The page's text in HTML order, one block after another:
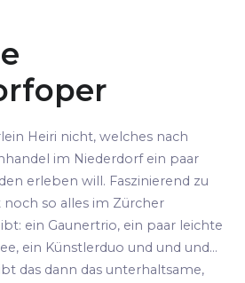
Heiri nicht, welches nach
im Niederdorf ein paar
erleben will. Faszinierend zu
so alles im Zürcher
ein Gaunertrio, ein paar leichte
ein Künstlerduo und und und...
das dann das unterhaltsame,